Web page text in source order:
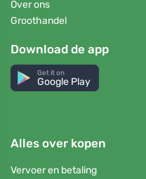
Over ons
Groothandel
Download de app
Get it on
Google Play
Alles over kopen
Vervoer en betaling